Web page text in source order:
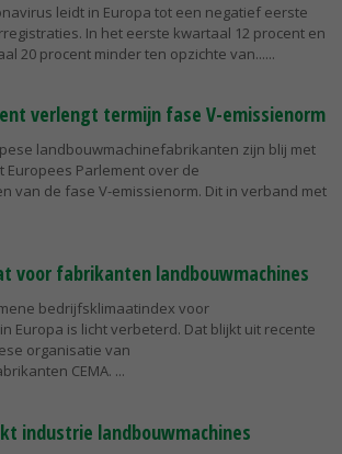
leidt in Europa tot een negatief eerste
In het eerste kwartaal 12 procent en
20 procent minder ten opzichte van...
verlengt termijn fase V-emissienorm
landbouwmachinefabrikanten zijn blij met
Europees Parlement over de
van de fase V-emissienorm. Dit in verband met
voor fabrikanten landbouwmachines
bedrijfsklimaatindex voor
Europa is licht verbeterd. Dat blijkt uit recente
organisatie van
CEMA.
industrie landbouwmachines